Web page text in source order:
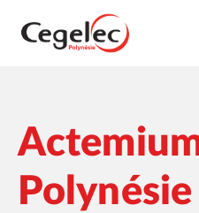
Polynésie